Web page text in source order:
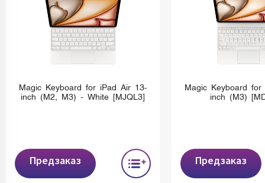
Magic Keyboard for iPad Air 13-
inch (M2, M3) - White [MJQL3]
Предзаказ
Magic Keyboard
inch (M3)
Предзаказ